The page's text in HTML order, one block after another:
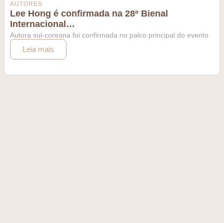
AUTORES
Lee Hong é confirmada na 28ª Bienal
Internacional…
Autora sul-coreana foi confirmada no palco principal do evento
Leia mais